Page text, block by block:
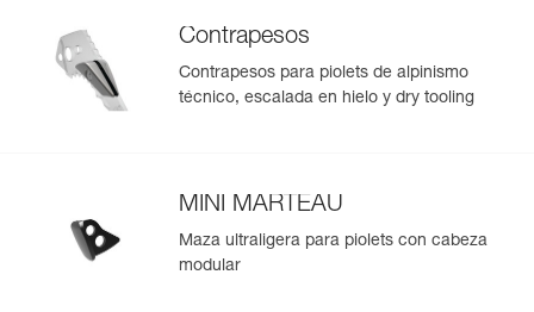
- Orificio de conexión compatible con la cinta extensible
antipérdida V-LINK.
- Sólo 465 g sin accesorios.
Contrapesos
Contrapesos para piolets de alpinismo
técnico, escalada en hielo y dry tooling
MINI MARTEAU
Maza ultraligera para piolets con cabeza
modular